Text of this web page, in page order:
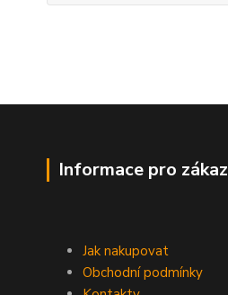
Informace pro
Jak nakupovat
Obchodní podmínky